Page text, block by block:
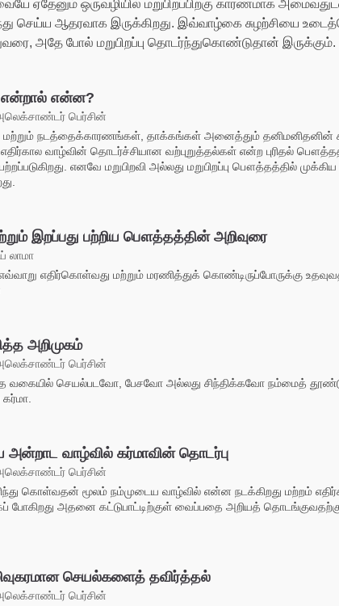
ஏதேனும் ஒருவழியில் மறுபிறப்பிற்கு காரணமாக
செய்ய ஆதரவாக இருக்கிறது. இவ்வாழ்கை சுழற்சியை
அதே போல் மறுபிறப்பு தொடர்ந்துகொண்டுதான் இருக்கும்.
என்றால் என்ன?
பெர்சின்
மற்றும் நடத்தைக்காரணங்கள், தாக்கங்கள் அனைத்தும் தனிமனிதனின்
வாழ்வின் தொடர்ச்சியான வற்புறுத்தல்கள் என்ற புரிதல்
எனவே மறுபிறவி அல்லது மறுபிறப்பு பௌத்தத்தில் முக்கிய
இறப்பது பற்றிய பௌத்தத்தின் அறிவுரை
லாமா
எதிர்கொள்வது மற்றும் மரணித்துக் கொண்டிருப்போருக்கு
அறிமுகம்
பெர்சின்
வகையில் செயல்படவோ, பேசவோ அல்லது சிந்திக்கவோ நம்மைத்
அன்றாட வாழ்வில் கர்மாவின் தொடர்பு
பெர்சின்
கொள்வதன் மூலம் நம்முடைய வாழ்வில் என்ன நடக்கிறது மற்றம்
போகிறது அதனை கட்டுபாட்டிற்குள் வைப்பதை அறியத்
செயல்களைத் தவிர்த்தல்
பெர்சின்